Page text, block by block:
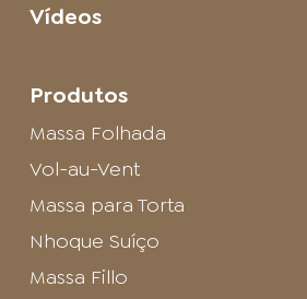
Vídeos
Produtos
Massa Folhada
Vol-au-Vent
Massa para Torta
Nhoque Suíço
Massa Fillo